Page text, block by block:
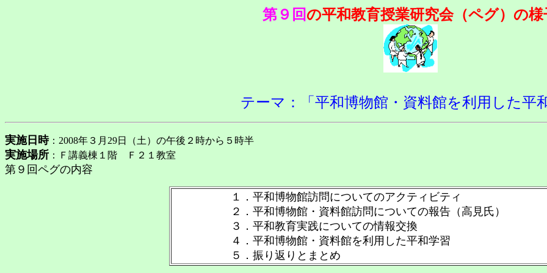
第９回の平和教育授業研究会（ペグ）の様
テーマ：「平和博物館・資料館を利用した平
実施日時： 2008年３月29日（土）の午後２時から５時半
実施場所 ：Ｆ講義棟１階 Ｆ２１教室
第９回ペグの内容
１．平和博物館訪問についてのアクティビティ
２．平和博物館・資料館訪問についての報告（高見氏）
３．平和教育実践についての情報交換
４．平和博物館・資料館を利用した平和学習
５．振り返りとまとめ